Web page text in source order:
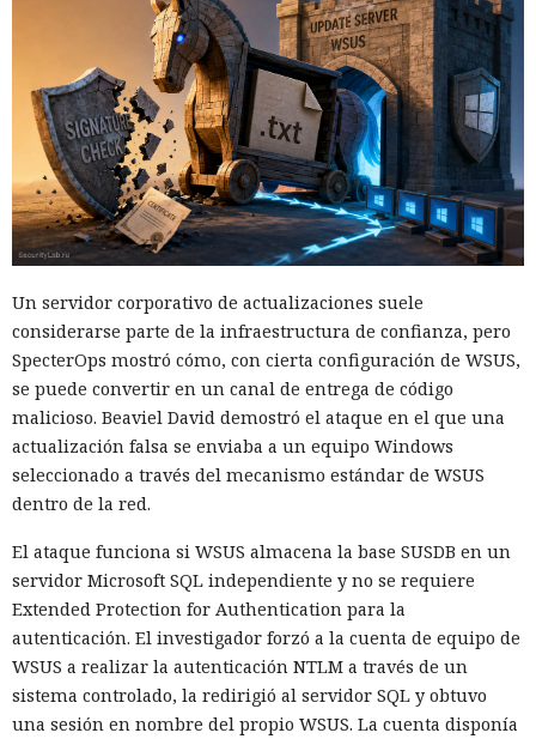
Un servidor corporativo de actualizaciones suele
considerarse parte de la infraestructura de confianza, pero
SpecterOps mostró cómo, con cierta configuración de WSUS,
se puede convertir en un canal de entrega de código
malicioso. Beaviel David demostró el ataque en el que una
actualización falsa se enviaba a un equipo Windows
seleccionado a través del mecanismo estándar de WSUS
dentro de la red.
El ataque funciona si WSUS almacena la base SUSDB en un
servidor Microsoft SQL independiente y no se requiere
Extended Protection for Authentication para la
autenticación. El investigador forzó a la cuenta de equipo de
WSUS a realizar la autenticación NTLM a través de un
sistema controlado, la redirigió al servidor SQL y obtuvo
una sesión en nombre del propio WSUS. La cuenta disponía